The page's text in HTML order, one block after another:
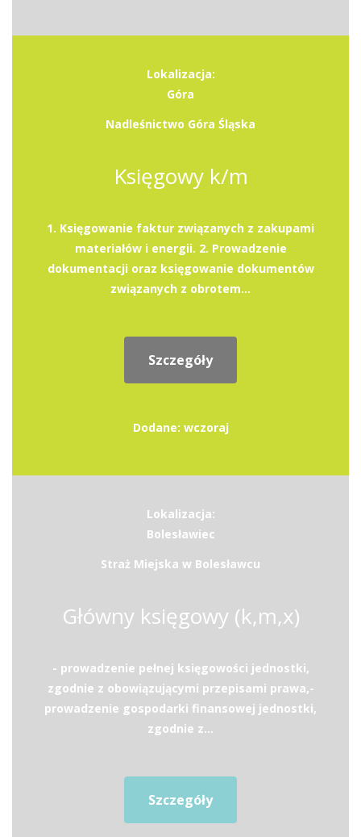
Lokalizacja:
Góra
Nadleśnictwo Góra Śląska
Księgowy k/m
1. Księgowanie faktur związanych z zakupami
materiałów i energii. 2. Prowadzenie
dokumentacji oraz księgowanie dokumentów
związanych z obrotem...
Szczegóły
Dodane: wczoraj
Lokalizacja:
Bolesławiec
Straż Miejska w Bolesławcu
Główny księgowy (k,m,x)
- prowadzenie pełnej księgowości jednostki,
zgodnie z obowiązującymi przepisami prawa,-
prowadzenie gospodarki finansowej jednostki,
zgodnie z...
Szczegóły